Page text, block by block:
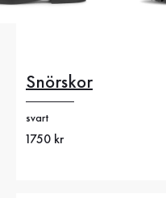
Snörskor
svart
Nytt pris
1750 kr